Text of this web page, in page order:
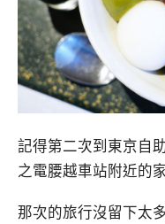
記得第二次到東京自
之電腰越車站附近的
那次的旅行沒留下太